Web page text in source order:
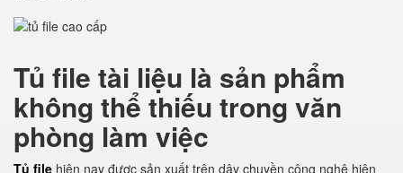
Tủ file tài liệu là sản phẩm
không thể thiếu trong văn
phòng làm việc
Tủ file hiện nay được sản xuất trên dây chuyền công nghệ hiện